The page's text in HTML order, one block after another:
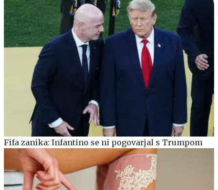
Fifa zanika: Infantino se ni pogovarjal s Trumpom